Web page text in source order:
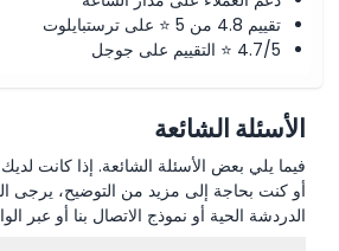
تقييم 4.8 من 5 ⭐ على ترستبايلوت
4.7/5 ⭐ التقييم على جوجل
الأسئلة الشائعة
فيما يلي بعض الأسئلة الشائعة. إذا كانت
أو كنت بحاجة إلى مزيد من التوضيح، يرجى
الدردشة الحية أو نموذج الاتصال بنا أو عبر